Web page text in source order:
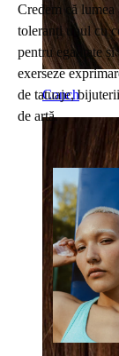
Conch
Credem că
toleranți unul cu
pentru egalitate
exerseze
de tatuaje,
de artă.